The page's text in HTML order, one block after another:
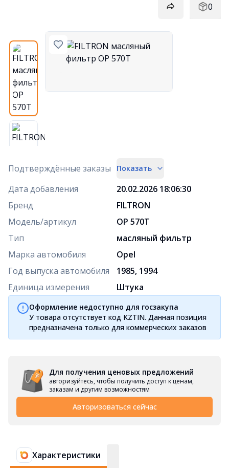
0
Подтверждённые заказы Показать
Дата добавления
20.02.2026 18:06:30
Бренд
FILTRON
Модель/артикул
OP 570T
Тип
масляный фильтр
Марка автомобиля
Opel
Год выпуска автомобиля
1985, 1994
Единица измерения
Штука
Оформление недоступно для госзакупа
У товара отсутствует код KZTIN. Данная позиция
предназначена только для коммерческих заказов
Для получения ценовых предложений
авторизуйтесь, чтобы получить доступ к ценам,
заказам и другим возможностям
Авторизоваться сейчас
Характеристики